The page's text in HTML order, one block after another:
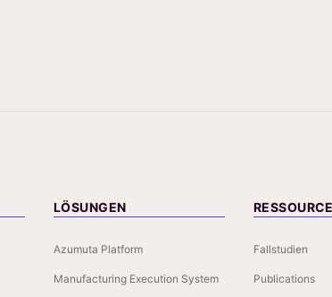
LÖSUNGEN
Azumuta Platform
Manufacturing Execution System
Fallstudien
Publications